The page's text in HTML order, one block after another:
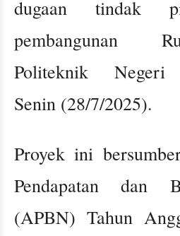
dugaan tindak
pembangunan
Politeknik Negeri
Senin (28/7/2025).
Proyek ini
Pendapatan dan
(APBN) Tahun